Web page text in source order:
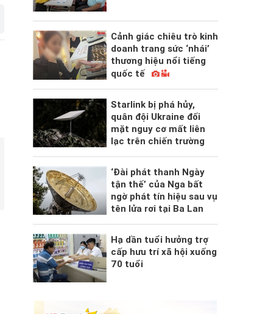
Cảnh giác chiêu trò kinh
doanh trang sức ‘nhái’
thương hiệu nổi tiếng
quốc tế
Starlink bị phá hủy,
quân đội Ukraine đối
mặt nguy cơ mất liên
lạc trên chiến trường
‘Đài phát thanh Ngày
tận thế’ của Nga bất
ngờ phát tín hiệu sau vụ
tên lửa rơi tại Ba Lan
Hạ dần tuổi hưởng trợ
cấp hưu trí xã hội xuống
70 tuổi